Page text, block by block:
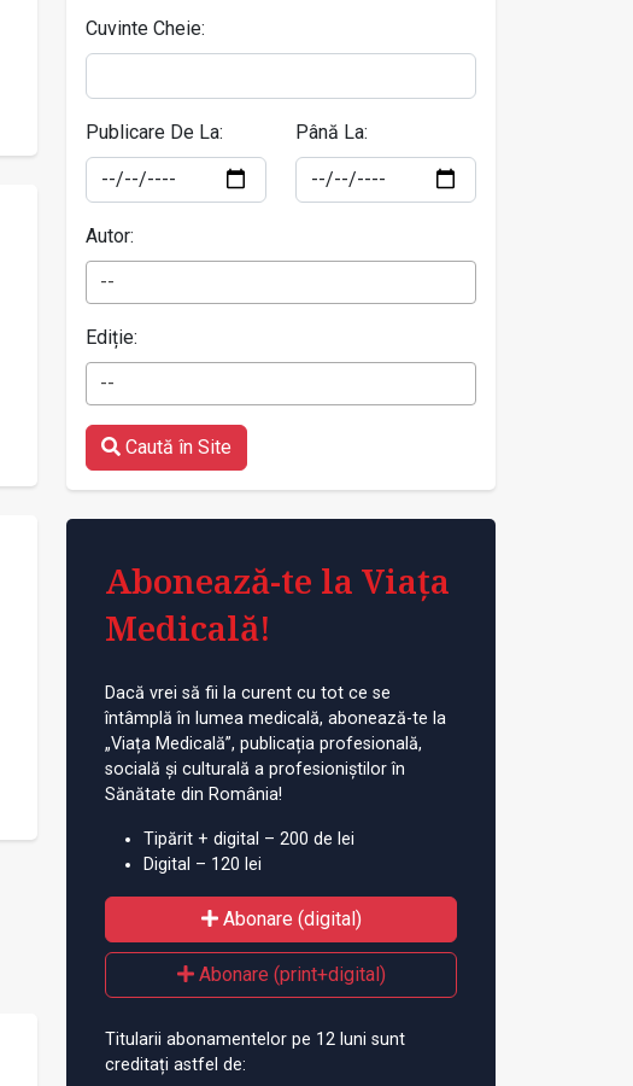
Cuvinte Cheie:
Publicare De La: Până La:
Autor:
--
Ediție:
--
Caută în Site
Abonează-te la Viața
Medicală!
Dacă vrei să fii la curent cu tot ce se
întâmplă în lumea medicală, abonează-te la
„Viața Medicală”, publicația profesională,
socială și culturală a profesioniștilor în
Sănătate din România!
Tipărit + digital – 200 de lei
Digital – 120 lei
Abonare (digital)
Abonare (print+digital)
Titularii abonamentelor pe 12 luni sunt
creditați astfel de: